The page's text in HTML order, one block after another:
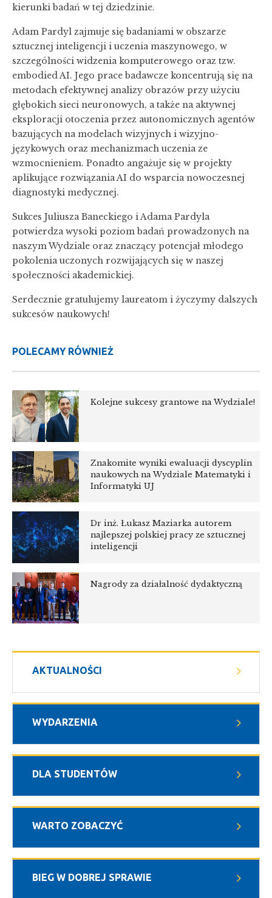
AKTUALNOŚCI
WYDARZENIA
DLA STUDENTÓW
WARTO ZOBACZYĆ
BIEG W DOBREJ SPRAWIE
kierunki badań w tej dziedzinie.
Adam Pardyl zajmuje się badaniami w obszarze
sztucznej inteligencji i uczenia maszynowego, w
szczególności widzenia komputerowego oraz tzw.
embodied AI. Jego prace badawcze koncentrują się na
metodach efektywnej analizy obrazów przy użyciu
głębokich sieci neuronowych, a także na aktywnej
eksploracji otoczenia przez autonomicznych agentów
bazujących na modelach wizyjnych i wizyjno-
językowych oraz mechanizmach uczenia ze
wzmocnieniem. Ponadto angażuje się w projekty
aplikujące rozwiązania AI do wsparcia nowoczesnej
diagnostyki medycznej.
Sukces Juliusza Baneckiego i Adama Pardyla
potwierdza wysoki poziom badań prowadzonych na
naszym Wydziale oraz znaczący potencjał młodego
pokolenia uczonych rozwijających się w naszej
społeczności akademickiej.
Serdecznie gratulujemy laureatom i życzymy dalszych
sukcesów naukowych!
POLECAMY RÓWNIEŻ
Kolejne sukcesy grantowe na Wydziale!
Znakomite wyniki ewaluacji dyscyplin
naukowych na Wydziale Matematyki i
Informatyki UJ
Dr inż. Łukasz Maziarka autorem
najlepszej polskiej pracy ze sztucznej
inteligencji
Nagrody za działalność dydaktyczną